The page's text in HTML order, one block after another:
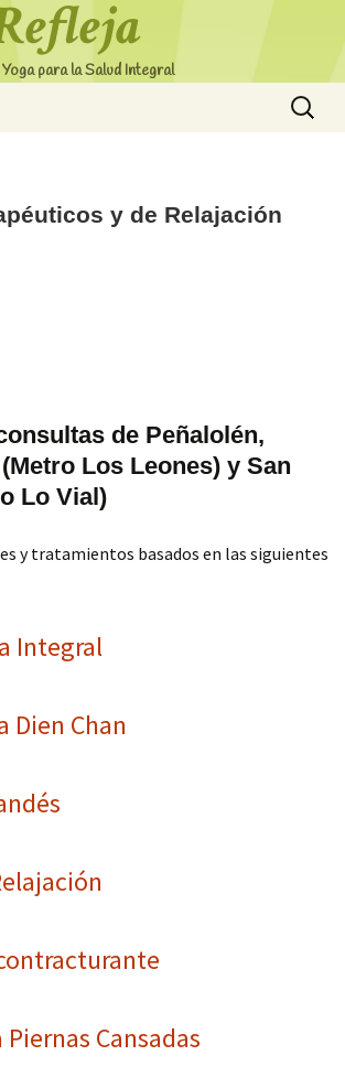
para la Salud Integral
Search
for:
y de Relajación
de Peñalolén,
Los Leones) y San
Lo Vial)
y tratamientos basados en las siguientes
Integral
Dien Chan
Piernas Cansadas